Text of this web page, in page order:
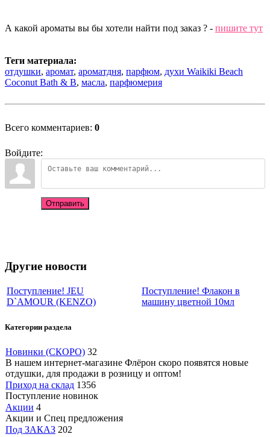
А какой ароматы вы бы хотели найти под заказ ? - пишите тут
Теги материала:
отдушки, аромат, ароматдня, парфюм, духи Waikiki Beach
Coconut Bath & B, масла, парфюмерия
Всего комментариев: 0
Войдите:
Отправить
Другие новости
Поступление! JEU
D`AMOUR (KENZO)
Поступление! Флакон в
машину цветной 10мл
Категории раздела
Новинки (СКОРО) 32
В нашем интернет-магазине Флёрон скоро появятся новые
отдушки, для продажи в розницу и оптом!
Приход на склад 1356
Поступление новинок
Акции 4
Акции и Спец предложения
Под ЗАКАЗ 202